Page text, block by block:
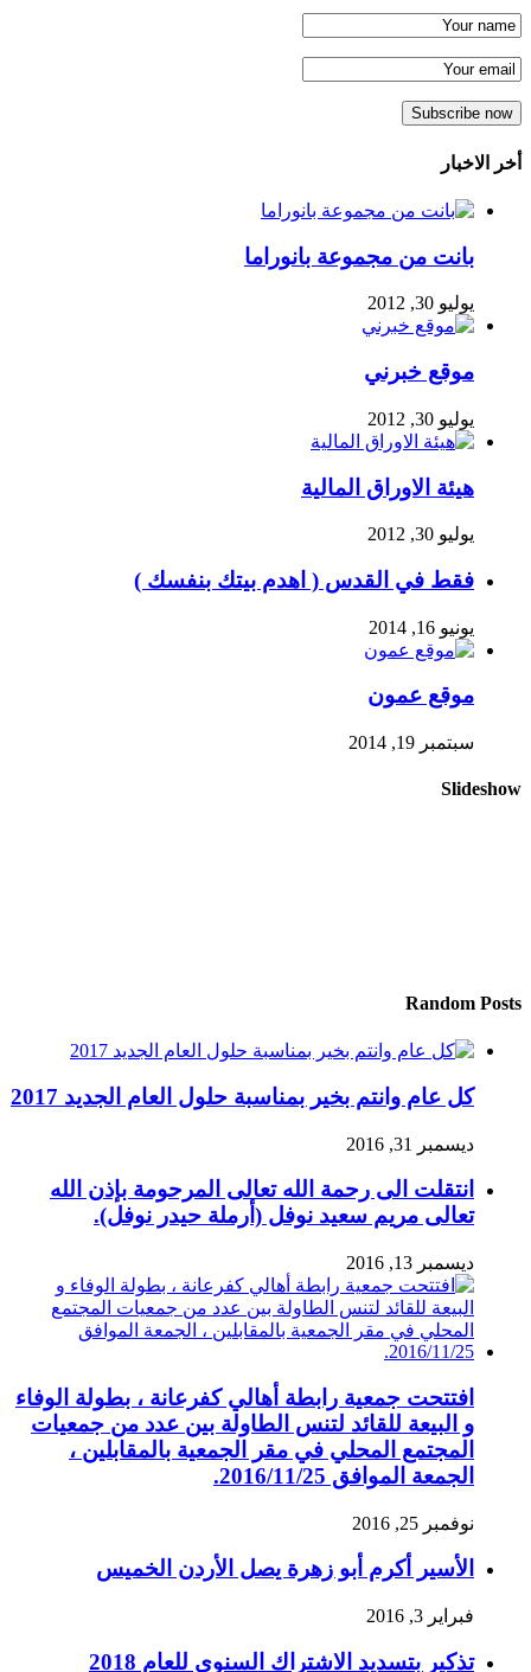
أخر الاخبار
بانت من مجموعة بانوراما
يوليو 30, 2012
موقع خبرني
يوليو 30, 2012
هيئة الاوراق المالية
يوليو 30, 2012
فقط في القدس ( اهدم بيتك بنفسك )
يونيو 16, 2014
موقع عمون
سبتمبر 19, 2014
Slideshow
Random Posts
كل عام وانتم بخير بمناسبة حلول العام الجديد 2017
ديسمبر 31, 2016
انتقلت الى رحمة الله تعالى المرحومة بإذن الله
تعالى مريم سعيد نوفل (أرملة حيدر نوفل).
ديسمبر 13, 2016
افتتحت جمعية رابطة أهالي كفرعانة ، بطولة الوفاء
و البيعة للقائد لتنس الطاولة بين عدد من جمعيات
المجتمع المحلي في مقر الجمعية بالمقابلين ،
الجمعة الموافق 2016/11/25.
نوفمبر 25, 2016
الأسير أكرم أبو زهرة يصل الأردن الخميس
فبراير 3, 2016
تذكير بتسديد الاشتراك السنوي للعام 2018